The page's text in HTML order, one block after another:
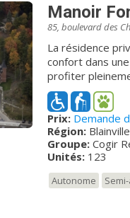
Manoir
85, boulevard des
La résidence
confort dans
profiter
et aux clubs
extérieurs et
Prix: Demande
Région:
Groupe: Cogir
Unités:123
Autonome